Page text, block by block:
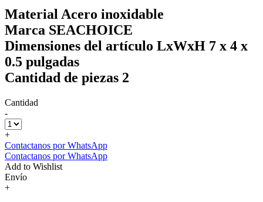
Material Acero inoxidable
Marca SEACHOICE
Dimensiones del artículo LxWxH 7 x 4 x
0.5 pulgadas
Cantidad de piezas 2
Cantidad
-
+
Contactanos por WhatsApp
Contactanos por WhatsApp
Add to Wishlist
Envío
+